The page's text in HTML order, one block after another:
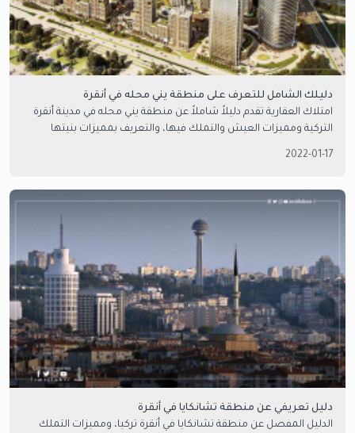
دليلك الشامل للتعرف على منطقة يني محله في أنقرة
امتلاك العقارية تقدم دليلاً شاملاً عن منطقة يني محله في مدينة أنقرة
التركية ومميزات العيش والتملك فيها، والتعريف بمميزات بنيتها
2022-01-17
دليل تعريفي عن منطقة تشانكايا في أنقرة
الدليل المفصل عن منطقة تشانكايا في أنقرة تركيا، ومميزات التملك